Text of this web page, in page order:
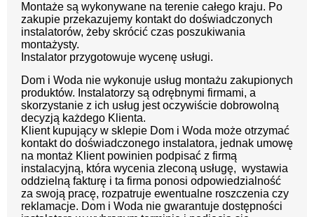
Montaże są wykonywane na terenie całego kraju. Po
zakupie przekazujemy kontakt do doświadczonych
instalatorów, żeby skrócić czas poszukiwania
montażysty.
Instalator przygotowuje wycenę usługi.
Dom i Woda nie wykonuje usług montażu zakupionych
produktów. Instalatorzy są odrębnymi firmami, a
skorzystanie z ich usług jest oczywiście dobrowolną
decyzją każdego Klienta.
Klient kupujący w sklepie Dom i Woda może otrzymać
kontakt do doświadczonego instalatora, jednak umowę
na montaż Klient powinien podpisać z firmą
instalacyjną, która wycenia zleconą usługę, wystawia
oddzielną fakturę i ta firma ponosi odpowiedzialność
za swoją pracę, rozpatruje ewentualne roszczenia czy
reklamacje. Dom i Woda nie gwarantuje dostępności